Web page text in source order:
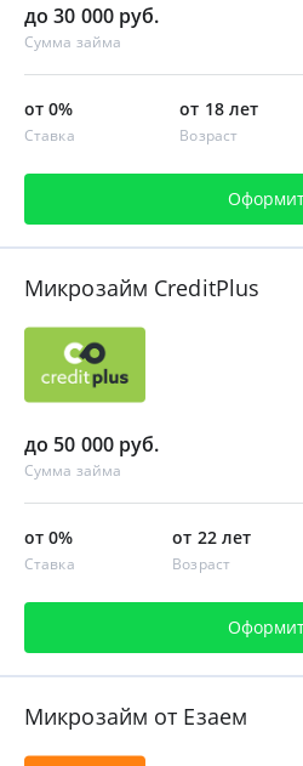
до 30 000 руб.
Сумма займа
от 0%
Ставка
от 18 лет
Возраст
Микрозайм CreditPlus
до 50 000 руб.
Сумма займа
от 0%
Ставка
от 22 лет
Возраст
Микрозайм от Езаем